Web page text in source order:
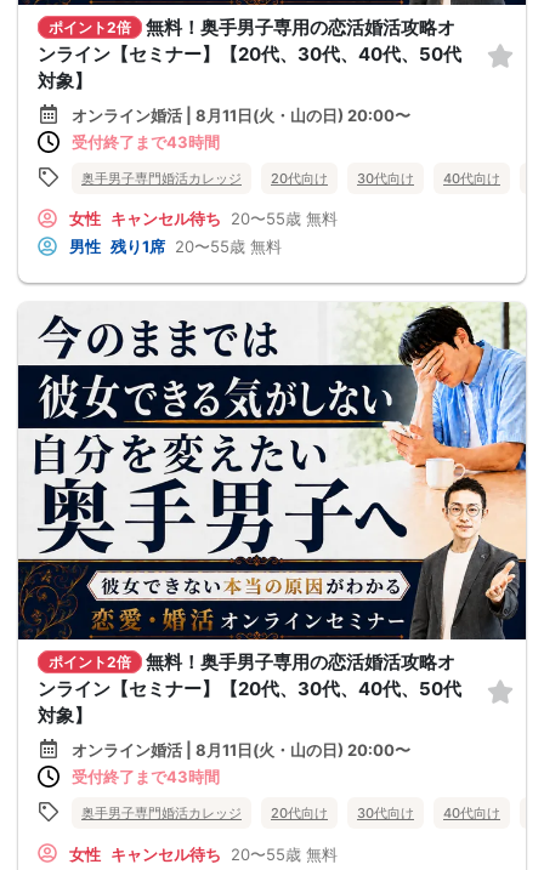
ポイント2倍
無料！奥手男子専用の恋活婚活攻略オ
ンライン【セミナー】【20代、30代、40代、50代
対象】
オンライン婚活 | 8月11日(火・山の日) 20:00〜
受付終了まで43時間
奥手男子専門婚活カレッジ 20代向け 30代向け 40代向け
女性 キャンセル待ち 20〜55歳 無料
男性 残り1席 20〜55歳 無料
ポイント2倍
無料！奥手男子専用の恋活婚活攻略オ
ンライン【セミナー】【20代、30代、40代、50代
対象】
オンライン婚活 | 8月11日(火・山の日) 20:00〜
受付終了まで43時間
奥手男子専門婚活カレッジ 20代向け 30代向け 40代向け
女性 キャンセル待ち 20〜55歳 無料